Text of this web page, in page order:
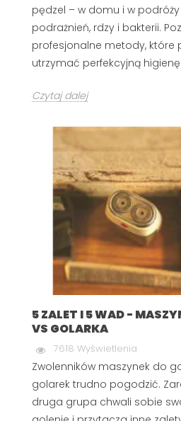
pędzel – w domu i w
podrażnień, rdzy i bakterii.
profesjonalne metody, które
utrzymać perfekcyjną
Czytaj dalej
5 ZALET I 5 WAD -
VS GOLARKA
7618 Wyświetlenia
Zwolenników maszynek do
golarek trudno pogodzić.
druga grupa chwali sobie